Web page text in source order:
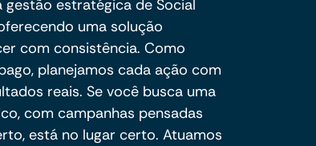
gestão estratégica de Social
uma solução
com consistência. Como
planejamos cada ação com
reais. Se você busca uma
com campanhas pensadas
está no lugar certo. Atuamos